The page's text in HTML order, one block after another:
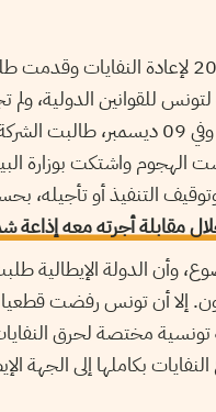
وزارة البيئة في تونس قامت بالتنسيق مع الجانب الإيطالي منذ أكتوبر 2020
للقوانين الدولية،
الإيطالية إلا في نوفمبر عندما بدأت تسأل وتطلب معطيات حول
واشتكت بوزارة
وتوقيف التنفيذ أو تأجيله،
مقابلة أجرته معه
وأن الدولة الإيطالية
إلا أن تونس رفضت
تونسية مختصة لحرق
بكاملها إلى الجهة